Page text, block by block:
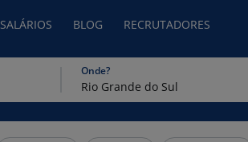
SALÁRIOS BLOG RECRUTADORES
Onde?